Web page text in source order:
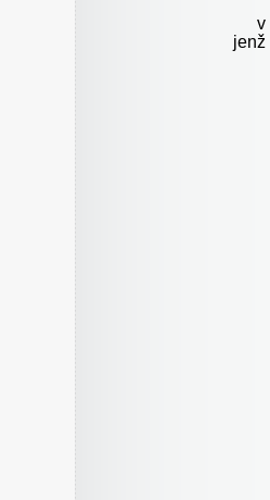
v
jenž